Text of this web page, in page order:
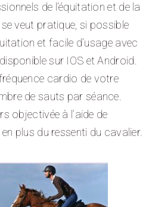
de l’équitation et de la
veut pratique, si possible
et facile d’usage avec
sur IOS et Android.
cardio de votre
de sauts par séance.
objectivée à l’aide de
plus du ressenti du cavalier.